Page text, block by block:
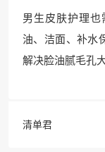
男生皮肤护理
油、洁面、补水
解决脸油腻毛孔
清单君